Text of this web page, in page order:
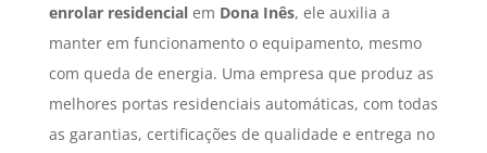
enrolar residencialem Dona Inês, ele auxilia a
manter em funcionamento o equipamento, mesmo
com queda de energia. Uma empresa que produz as
melhores portas residenciais automáticas, com todas
as garantias, certificações de qualidade e entrega no